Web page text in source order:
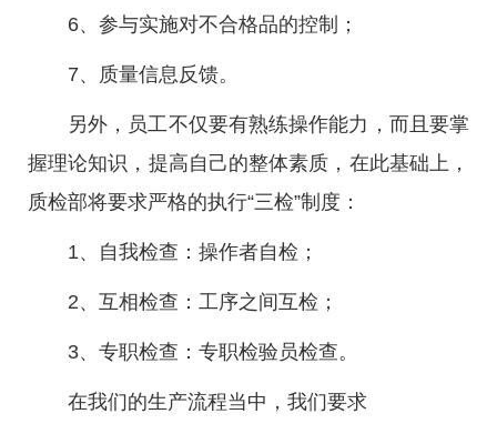
6、参与实施对不合格品的控制；
7、质量信息反馈。
另外，员工不仅要有熟练操作能力，而且要掌
握理论知识，提高自己的整体素质，在此基础上，
质检部将要求严格的执行“三检”制度：
1、自我检查：操作者自检；
2、互相检查：工序之间互检；
3、专职检查：专职检验员检查。
在我们的生产流程当中，我们要求